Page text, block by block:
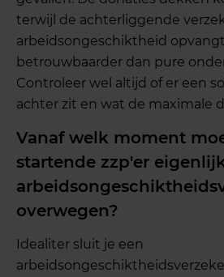
terwijl de achterliggende
arbeidsongeschiktheid
betrouwbaarder dan pure
Controleer wel altijd of er een
achter zit en wat de maximale
Vanaf welk moment
startende zzp'er
overwegen?
Idealiter sluit je een